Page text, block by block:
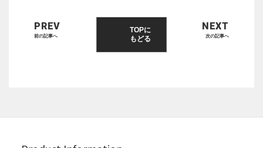
前の記事へ
PREV
TOPに
もどる
次の記事へ
NEXT